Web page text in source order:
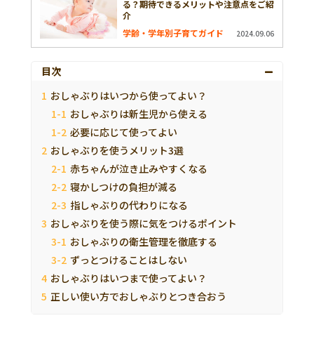
る？期待できるメリットや注意点をご紹
介
学齢・学年別子育てガイド
2024.09.06
目次
おしゃぶりはいつから使ってよい？
おしゃぶりは新生児から使える
必要に応じて使ってよい
おしゃぶりを使うメリット3選
赤ちゃんが泣き止みやすくなる
寝かしつけの負担が減る
指しゃぶりの代わりになる
おしゃぶりを使う際に気をつけるポイント
おしゃぶりの衛生管理を徹底する
ずっとつけることはしない
おしゃぶりはいつまで使ってよい？
正しい使い方でおしゃぶりとつき合おう